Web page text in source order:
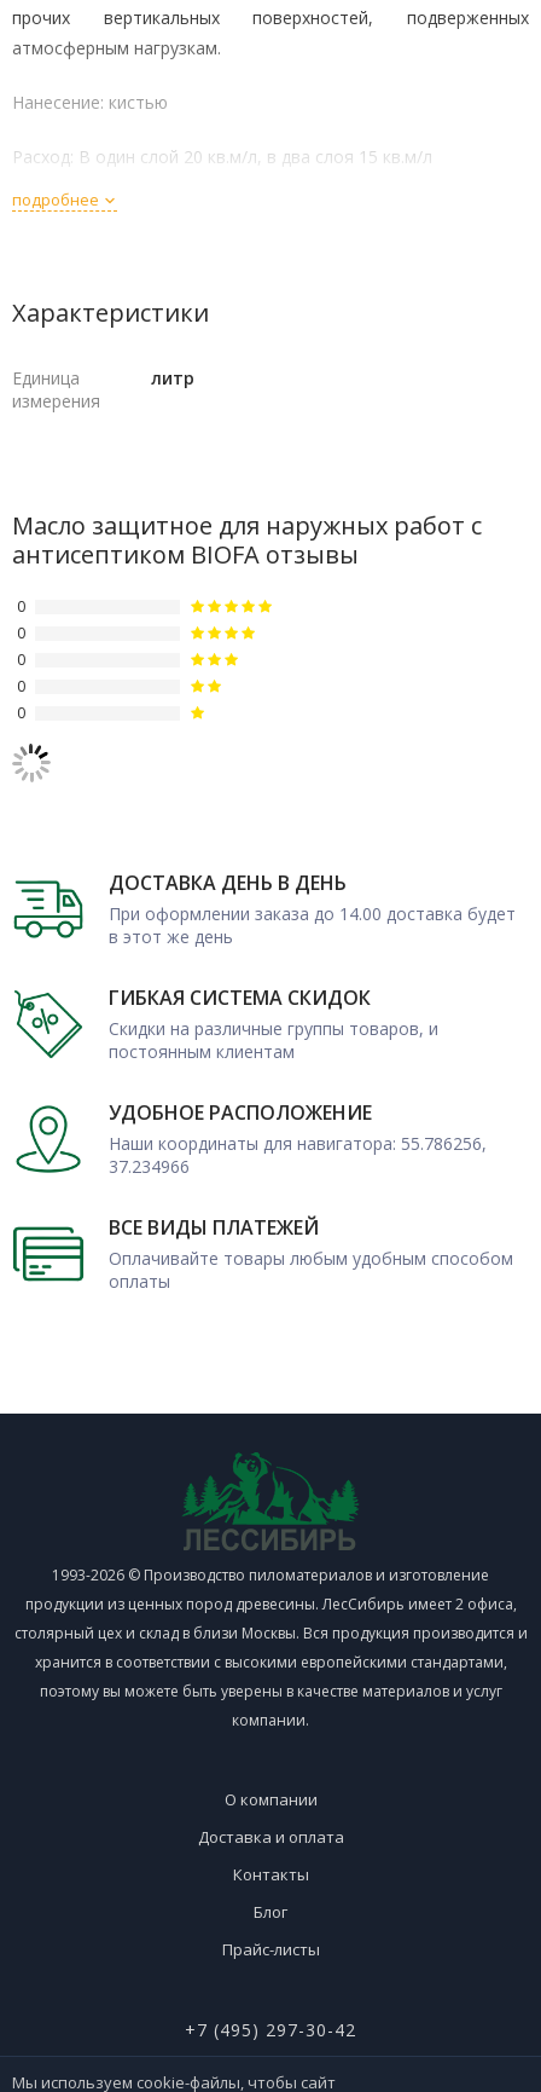
прочих вертикальных поверхностей, подверженных
атмосферным нагрузкам.
Нанесение: кистью
Расход: В один слой 20 кв.м/л, в два слоя 15 кв.м/л
Антисептические добавки (против синевы, грибка, плесени)
Время высыхания: 16-24 часа
подробнее
Характеристики
Единица
измерения
литр
Масло защитное для наружных работ с
антисептиком BIOFA отзывы
0
0
0
0
0
ДОСТАВКА ДЕНЬ В ДЕНЬ
При оформлении заказа до 14.00 доставка будет
в этот же день
ГИБКАЯ СИСТЕМА СКИДОК
Скидки на различные группы товаров, и
постоянным клиентам
УДОБНОЕ РАСПОЛОЖЕНИЕ
Наши координаты для навигатора: 55.786256,
37.234966
ВСЕ ВИДЫ ПЛАТЕЖЕЙ
Оплачивайте товары любым удобным способом
оплаты
1993-2026 © Производство пиломатериалов и изготовление
продукции из ценных пород древесины. ЛесСибирь имеет 2 офиса,
столярный цех и склад в близи Москвы. Вся продукция производится и
хранится в соответствии с высокими европейскими стандартами,
поэтому вы можете быть уверены в качестве материалов и услуг
компании.
О компании
Доставка и оплата
Контакты
Блог
Прайс-листы
+7 (495) 297-30-42
+7 (926) 365-51-90
Мы используем cookie-файлы, чтобы сайт